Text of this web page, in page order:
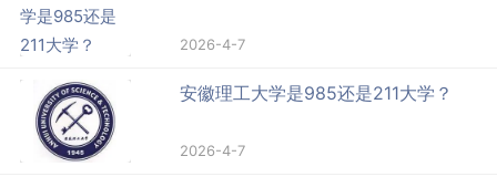
2026-4-7
安徽理工大学是985还是211大学？
2026-4-7